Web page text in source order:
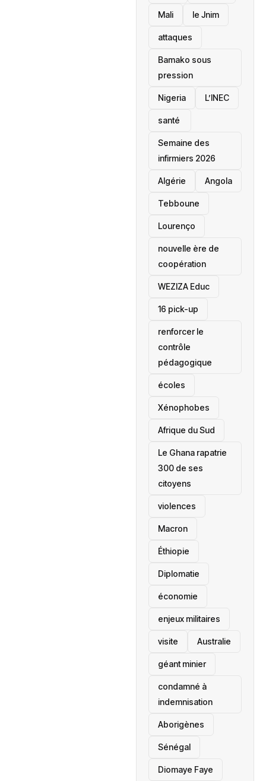
Mali le Jnim
attaques
Bamako sous
pression
‎Nigeria L’INEC
santé ‎
Semaine des
infirmiers 2026
‎Algérie Angola
Tebboune
Lourenço
nouvelle ère de
coopération
‎WEZIZA Educ
16 pick-up
renforcer le
contrôle
pédagogique
écoles
‎Xénophobes
Afrique du Sud
Le Ghana rapatrie
300 de ses
citoyens
violences
Macron
Éthiopie
Diplomatie
économie
enjeux militaires
visite ‎Australie
géant minier
condamné à
indemnisation
Aborigènes
Sénégal
Diomaye Faye